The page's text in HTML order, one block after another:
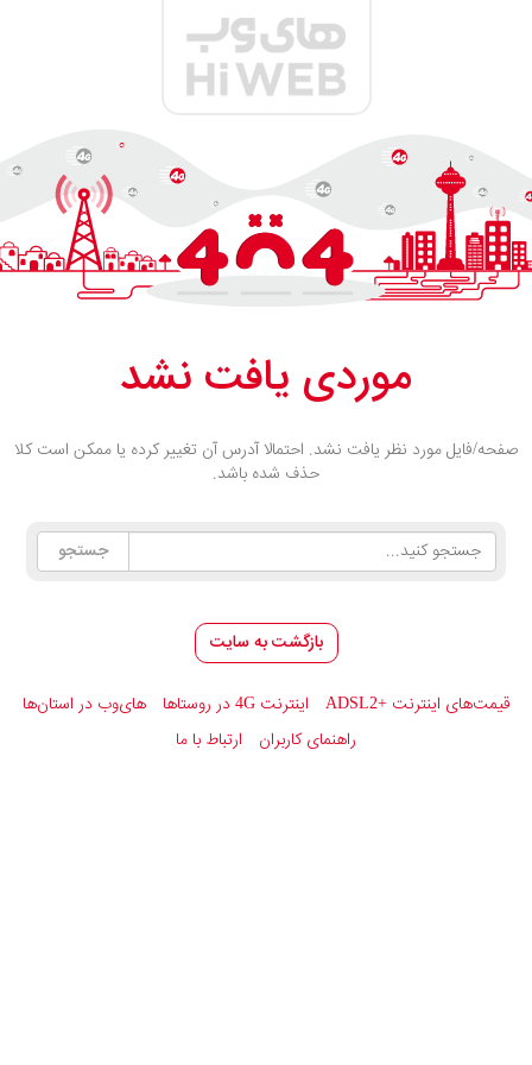
موردی یافت نشد
صفحه/فایل مورد نظر یافت نشد. احتمالا آدرس آن تغییر کرده یا ممکن است کلا
حذف شده باشد.
بازگشت به سایت
قیمت‌های اینترنتADSL2+ اینترنت 4G در روستاها
های‌وب در استان‌ها
راهنمای کاربران
ارتباط با ما